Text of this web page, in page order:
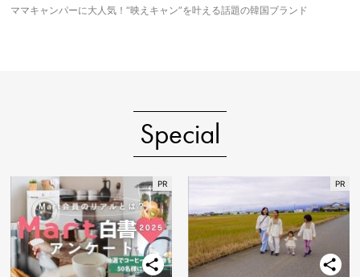
ママキャンパーに大人気！“映えキャン”を叶える話題の韓国ブランド
Special